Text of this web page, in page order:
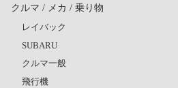
クルマ / メカ / 乗り物
レイバック
SUBARU
クルマ一般
飛行機